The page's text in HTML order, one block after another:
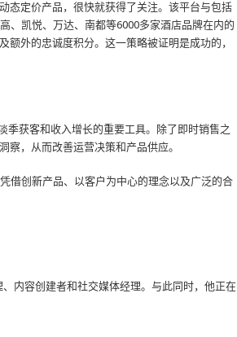
态定价产品，很快就获得了关注。该平台与包括
、凯悦、万达、南都等6000多家酒店品牌在内的
外的忠诚度积分。这一策略被证明是成功的，
季获客和收入增长的重要工具。除了即时销售之
，从而改善运营决策和产品供应。
借创新产品、以客户为中心的理念以及广泛的合
内容创建者和社交媒体经理。与此同时，他正在